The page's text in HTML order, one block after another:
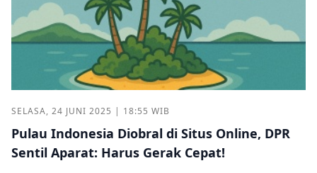
SELASA, 24 JUNI 2025 | 18:55 WIB
Pulau Indonesia Diobral di Situs Online, DPR
Sentil Aparat: Harus Gerak Cepat!